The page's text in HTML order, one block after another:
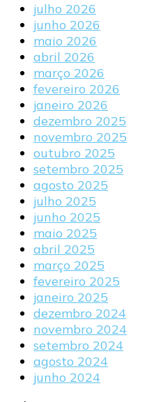
julho 2026
junho 2026
maio 2026
abril 2026
março 2026
fevereiro 2026
janeiro 2026
dezembro 2025
novembro 2025
outubro 2025
setembro 2025
agosto 2025
julho 2025
junho 2025
maio 2025
abril 2025
março 2025
fevereiro 2025
janeiro 2025
dezembro 2024
novembro 2024
setembro 2024
agosto 2024
junho 2024